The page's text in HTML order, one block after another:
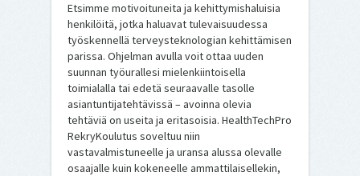
Etsimme motivoituneita ja kehittymishaluisia
henkilöitä, jotka haluavat tulevaisuudessa
työskennellä terveysteknologian kehittämisen
parissa. Ohjelman avulla voit ottaa uuden
suunnan työurallesi mielenkiintoisella
toimialalla tai edetä seuraavalle tasolle
asiantuntijatehtävissä – avoinna olevia
tehtäviä on useita ja eritasoisia. HealthTechPro
RekryKoulutus soveltuu niin
vastavalmistuneelle ja uransa alussa olevalle
osaajalle kuin kokeneelle ammattilaisellekin,